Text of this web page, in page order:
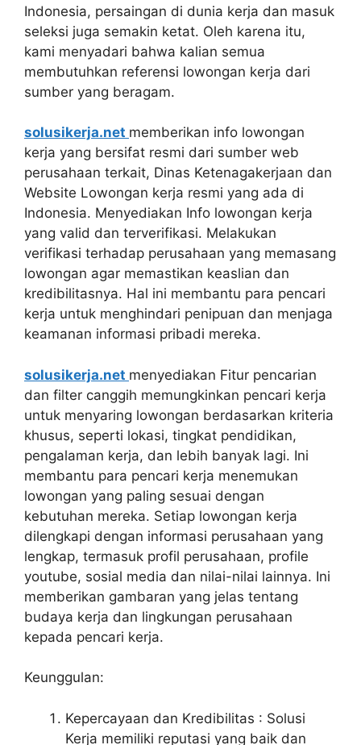
Indonesia, persaingan di dunia kerja dan masuk
seleksi juga semakin ketat. Oleh karena itu,
kami menyadari bahwa kalian semua
membutuhkan referensi lowongan kerja dari
sumber yang beragam.
solusikerja.net memberikan info lowongan
kerja yang bersifat resmi dari sumber web
perusahaan terkait, Dinas Ketenagakerjaan dan
Website Lowongan kerja resmi yang ada di
Indonesia. Menyediakan Info lowongan kerja
yang valid dan terverifikasi. Melakukan
verifikasi terhadap perusahaan yang memasang
lowongan agar memastikan keaslian dan
kredibilitasnya. Hal ini membantu para pencari
kerja untuk menghindari penipuan dan menjaga
keamanan informasi pribadi mereka.
solusikerja.net menyediakan Fitur pencarian
dan filter canggih memungkinkan pencari kerja
untuk menyaring lowongan berdasarkan kriteria
khusus, seperti lokasi, tingkat pendidikan,
pengalaman kerja, dan lebih banyak lagi. Ini
membantu para pencari kerja menemukan
lowongan yang paling sesuai dengan
kebutuhan mereka. Setiap lowongan kerja
dilengkapi dengan informasi perusahaan yang
lengkap, termasuk profil perusahaan, profile
youtube, sosial media dan nilai-nilai lainnya. Ini
memberikan gambaran yang jelas tentang
budaya kerja dan lingkungan perusahaan
kepada pencari kerja.
Keunggulan:
Kepercayaan dan Kredibilitas : Solusi
Kerja memiliki reputasi yang baik dan